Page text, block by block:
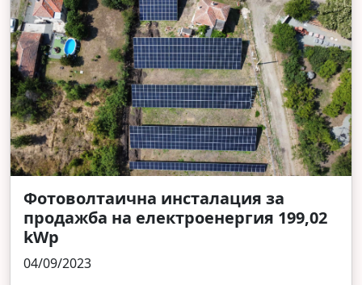
Фотоволтаична инсталация за
продажба на електроенергия 199,02
kWp
04/09/2023